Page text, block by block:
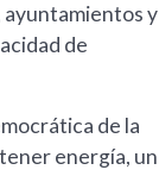
ayuntamientos y
de
de la
energía, un